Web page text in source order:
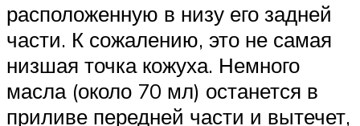
расположенную в низу его задней
части. К сожалению, это не самая
низшая точка кожуха. Немного
масла (около 70 мл) останется в
приливе передней части и вытечет,